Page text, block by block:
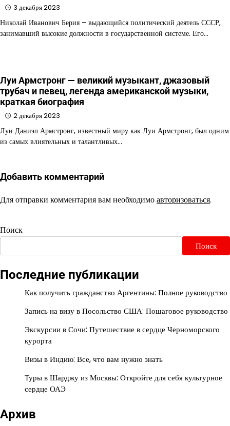
3 декабря 2023
Николай Иванович Берия – выдающийся политический деятель СССР,
занимавший высокие должности в государственной системе. Его…
Луи Армстронг — великий музыкант, джазовый
трубач и певец, легенда американской музыки,
краткая биография
2 декабря 2023
Луи Даниэл Армстронг, известный миру как Луи Армстронг, был одним
из самых влиятельных и талантливых…
Добавить комментарий
Для отправки комментария вам необходимоавторизоваться.
Поиск
Поиск
Последние публикации
Как получить гражданство Аргентины: Полное руководство
Запись на визу в Посольство США: Пошаговое руководство
Экскурсии в Сочи: Путешествие в сердце Черноморского
курорта
Визы в Индию: Все, что вам нужно знать
Туры в Шарджу из Москвы: Откройте для себя культурное
сердце ОАЭ
Архив